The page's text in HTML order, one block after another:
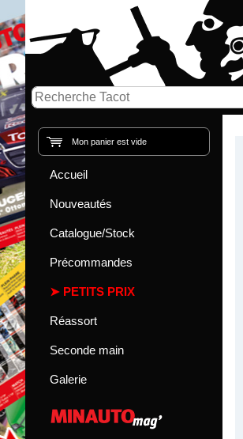
Mon panier est vide
Accueil
Nouveautés
Catalogue/Stock
Précommandes
PETITS PRIX
Réassort
Seconde main
Galerie